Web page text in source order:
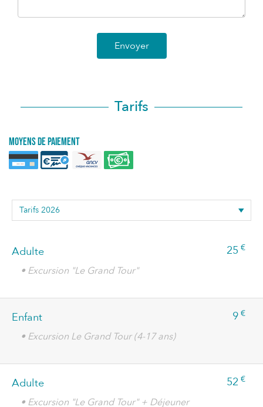
Envoyer
Tarifs
Moyens de paiement
Adulte 25 €
• Excursion "Le Grand Tour"
Enfant 9 €
• Excursion Le Grand Tour (4-17 ans)
Adulte 52 €
• Excursion "Le Grand Tour" + Déjeuner